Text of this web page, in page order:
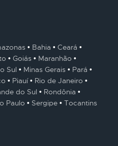
Bahia
Ceará
Goiás
Maranhão
Sul Minas Gerais
Pará
Piauí
Rio de Janeiro
do Sul
Rondônia
Paulo Sergipe Tocantins